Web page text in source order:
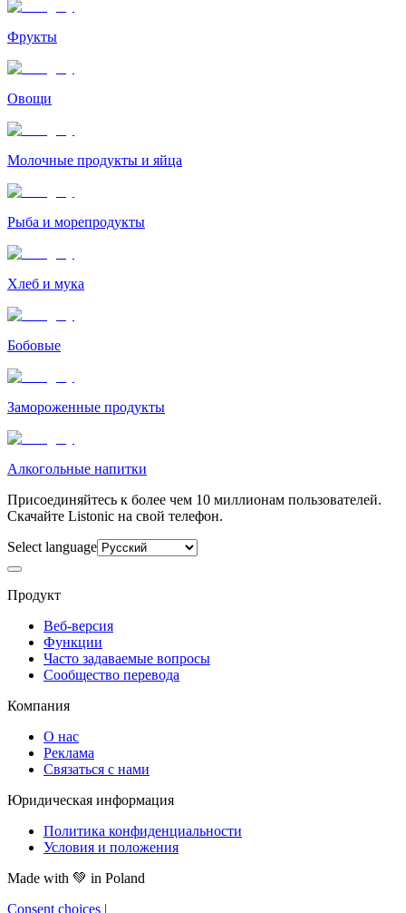
Фрукты
Овощи
Молочные продукты и яйца
Рыба и морепродукты
Хлеб и мука
Бобовые
Замороженные продукты
Алкогольные напитки
Присоединяйтесь к более чем 10 миллионам пользователей.
Скачайте Listonic на свой телефон.
Select language
Продукт
Веб-версия
Функции
Часто задаваемые вопросы
Сообщество перевода
Компания
О нас
Реклама
Связаться с нами
Юридическая информация
Политика конфиденциальности
Условия и положения
Made with 💚 in Poland
Consent choices |